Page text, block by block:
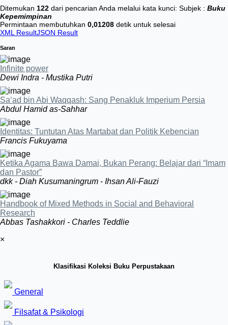
Ditemukan 122 dari pencarian Anda melalui kata kunci: Subjek : Buku
Kepemimpinan
Permintaan membutuhkan 0,01208 detik untuk selesai
XML ResultJSON Result
Saran
Infinite power
Dewi Indra - Mustika Putri
Sa‘ad bin Abi Waqqash: Sang Penakluk Imperium Persia
Abdul Hamid as-Sahhar
Identitas: Tuntutan Atas Martabat dan Politik Kebencian
Francis Fukuyama
Ketika Agama Bawa Damai, Bukan Perang: Belajar dari “Imam
dan Pastor”
dkk - Diah Kusumaningrum - Ihsan Ali-Fauzi
Handbook of Mixed Methods in Social and Behavioral
Research
Abbas Tashakkori - Charles Teddlie
×
Klasifikasi Koleksi Buku Perpustakaan
General
Filsafat & Psikologi